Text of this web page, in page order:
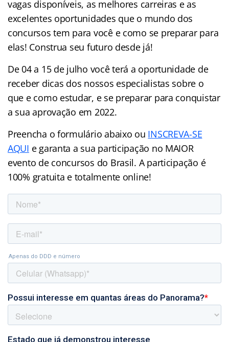
vagas disponíveis, as melhores carreiras e as
excelentes oportunidades que o mundo dos
concursos tem para você e como se preparar para
elas! Construa seu futuro desde já!
De 04 a 15 de julho você terá a oportunidade de
receber dicas dos nossos especialistas sobre o
que e como estudar, e se preparar para conquistar
a sua aprovação em 2022.
Preencha o formulário abaixo ou INSCREVA-SE
AQUI e garanta a sua participação no MAIOR
evento de concursos do Brasil. A participação é
100% gratuita e totalmente online!